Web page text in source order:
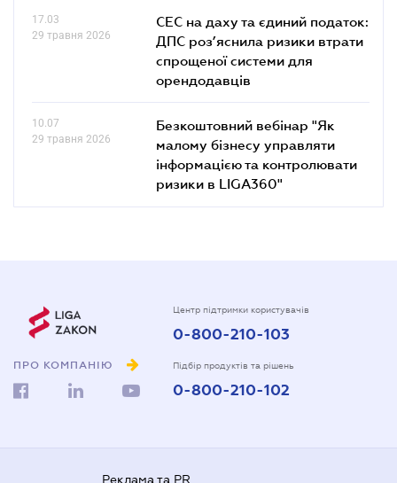
17.03
29 травня 2026
СЕС на даху та єдиний податок:
ДПС роз’яснила ризики втрати
спрощеної системи для
орендодавців
10.07
29 травня 2026
Безкоштовний вебінар "Як
малому бізнесу управляти
інформацією та контролювати
ризики в LIGA360"
ПРО КОМПАНІЮ
Центр підтримки користувачів
0-800-210-103
Підбір продуктів та рішень
0-800-210-102
Реклама та PR